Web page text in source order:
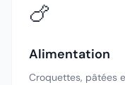
🍗
Alimentation
Croquettes, pâtées